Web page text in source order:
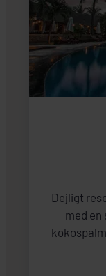
Dejligt
med en